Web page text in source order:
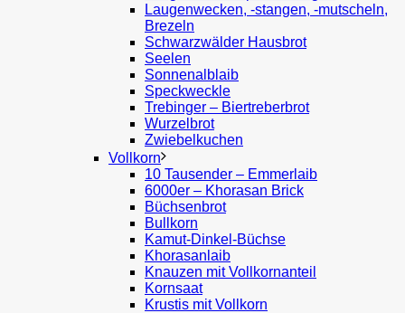
Laugenwecken, -stangen, -mutscheln,
Brezeln
Schwarzwälder Hausbrot
Seelen
Sonnenalblaib
Speckweckle
Trebinger – Biertreberbrot
Wurzelbrot
Zwiebelkuchen
Vollkorn
10 Tausender – Emmerlaib
6000er – Khorasan Brick
Büchsenbrot
Bullkorn
Kamut-Dinkel-Büchse
Khorasanlaib
Knauzen mit Vollkornanteil
Kornsaat
Krustis mit Vollkorn